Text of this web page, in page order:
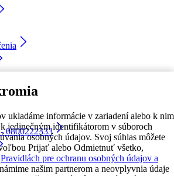
ukladáme informácie v zariadení alebo k nim
jedinečným identifikátorom v súboroch
osobných údajov. Svoj súhlas môžete
Prijať alebo Odmietnuť všetko,
Pravidlách pre ochranu osobných údajov a
našim partnerom a neovplyvnia údaje
0800222333